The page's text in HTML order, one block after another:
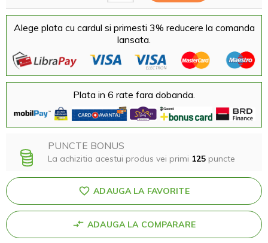
Alege plata cu cardul si primesti 3% reducere la comanda
lansata.
Plata in 6 rate fara dobanda.
PUNCTE BONUS
La achizitia acestui produs vei primi 125 puncte
ADAUGA LA FAVORITE
ADAUGA LA COMPARARE